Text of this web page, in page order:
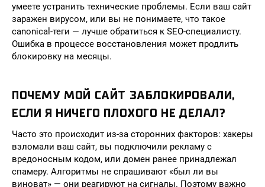
умеете устранить технические проблемы. Если ваш сайт
заражен вирусом, или вы не понимаете, что такое
canonical-теги — лучше обратиться к SEO-специалисту.
Ошибка в процессе восстановления может продлить
блокировку на месяцы.
ПОЧЕМУ МОЙ САЙТ ЗАБЛОКИРОВАЛИ,
ЕСЛИ Я НИЧЕГО ПЛОХОГО НЕ ДЕЛАЛ?
Часто это происходит из-за сторонних факторов: хакеры
взломали ваш сайт, вы подключили рекламу с
вредоносным кодом, или домен ранее принадлежал
спамеру. Алгоритмы не спрашивают «был ли вы
виноват» — они реагируют на сигналы. Поэтому важно